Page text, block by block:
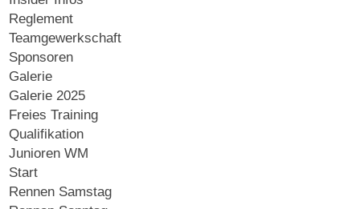
Reglement
Teamgewerkschaft
Sponsoren
Galerie
Galerie 2025
Freies Training
Qualifikation
Junioren WM
Start
Rennen Samstag